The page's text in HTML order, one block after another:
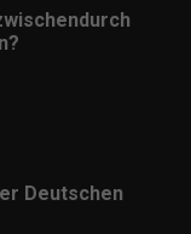
Deutschen